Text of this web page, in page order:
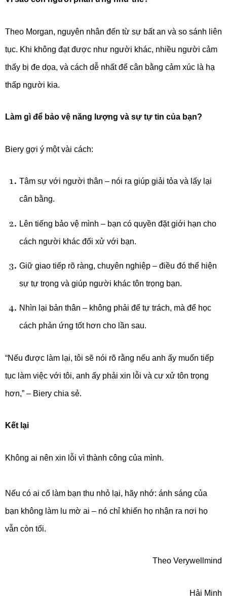
Theo Morgan, nguyên nhân đến từ sự bất an và so sánh liên
tục. Khi không đạt được như người khác, nhiều người cảm
thấy bị đe dọa, và cách dễ nhất để cân bằng cảm xúc là hạ
thấp người kia.
Làm gì để bảo vệ năng lượng và sự tự tin của bạn?
Biery gợi ý một vài cách:
Tâm sự với người thân – nói ra giúp giải tỏa và lấy lại
cân bằng.
Lên tiếng bảo vệ mình – bạn có quyền đặt giới hạn cho
cách người khác đối xử với bạn.
Giữ giao tiếp rõ ràng, chuyên nghiệp – điều đó thể hiện
sự tự trọng và giúp người khác tôn trọng bạn.
Nhìn lại bản thân – không phải để tự trách, mà để học
cách phản ứng tốt hơn cho lần sau.
“Nếu được làm lại, tôi sẽ nói rõ rằng nếu anh ấy muốn tiếp
tục làm việc với tôi, anh ấy phải xin lỗi và cư xử tôn trọng
hơn,” – Biery chia sẻ.
Kết lại
Không ai nên xin lỗi vì thành công của mình.
Nếu có ai cố làm bạn thu nhỏ lại, hãy nhớ: ánh sáng của
bạn không làm lu mờ ai – nó chỉ khiến họ nhận ra nơi họ
vẫn còn tối.
Theo Verywellmind
Hải Minh